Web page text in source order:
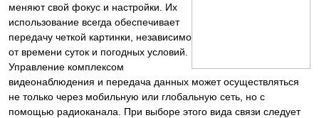
меняют свой фокус и настройки. Их
использование всегда обеспечивает
передачу четкой картинки, независимо
от времени суток и погодных условий.
Управление комплексом
видеонаблюдения и передача данных может осуществляться
не только через мобильную или глобальную сеть, но с
помощью радиоканала. При выборе этого вида связи следует